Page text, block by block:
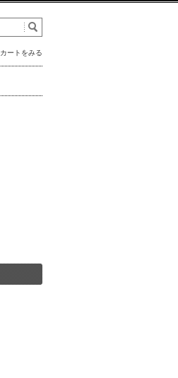
カートをみる